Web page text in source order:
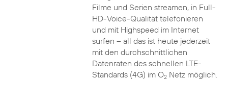
Filme und Serien streamen, in Full-
HD-Voice-Qualität telefonieren
und mit Highspeed im Internet
surfen – all das ist heute jederzeit
mit den durchschnittlichen
Datenraten des schnellen LTE-
Standards (4G) im O2Netz möglich.